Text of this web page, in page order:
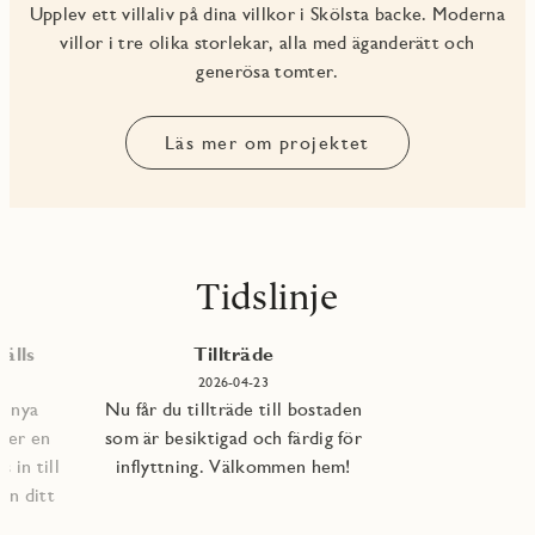
Upplev ett villaliv på dina villkor i Skölsta backe. Moderna
villor i tre olika storlekar, alla med äganderätt och
generösa tomter.
Läs mer om projektet
Tidslinje
nya
en
in till
ditt
Tillträde
2026-04-23
Nu får du tillträde till bostaden
som är besiktigad och färdig för
inflyttning. Välkommen hem!